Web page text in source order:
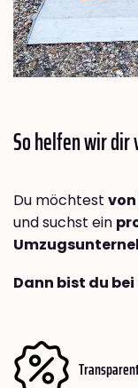
So helfen wir dir
Du möchtest
und suchst ein
Dann bist du